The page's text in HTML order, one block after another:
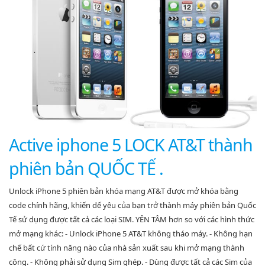
Active iphone 5 LOCK AT&T thành
phiên bản QUỐC TẾ .
Unlock iPhone 5 phiên bản khóa mạng AT&T được mở khóa bằng
code chính hãng, khiến dế yêu của bạn trở thành máy phiên bản Quốc
Tế sử dụng được tất cả các loại SIM. YÊN TÂM hơn so với các hình thức
mở mạng khác: - Unlock iPhone 5 AT&T không tháo máy. - Không hạn
chế bất cứ tính năng nào của nhà sản xuất sau khi mở mạng thành
công. - Không phải sử dụng Sim ghép. - Dùng được tất cả các Sim của